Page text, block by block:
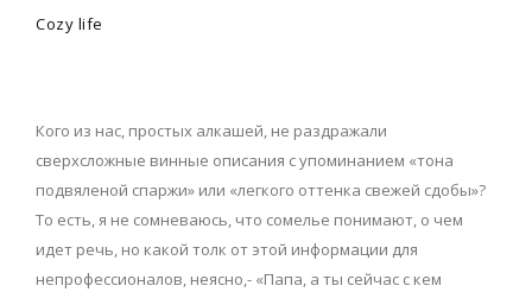
Cozy life
Кого из нас, простых алкашей, не раздражали
сверхсложные винные описания с упоминанием «тона
подвяленой спаржи» или «легкого оттенка свежей сдобы»?
То есть, я не сомневаюсь, что сомелье понимают, о чем
идет речь, но какой толк от этой информации для
непрофессионалов, неясно,- «Папа, а ты сейчас с кем